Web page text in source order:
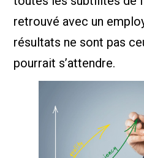
retrouvé avec un
résultats ne sont pas
pourrait s’attendre.